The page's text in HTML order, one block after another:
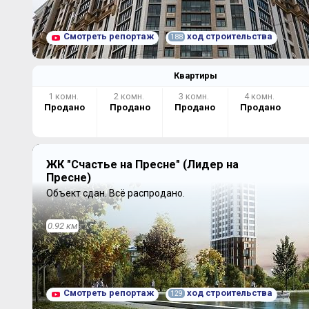
Смотреть репортаж 188 ход строительства
Квартиры
1 комн.
Продано
2 комн.
Продано
3 комн.
Продано
4 комн.
Продано
ЖК "Счастье на Пресне" (Лидер на
Пресне)
Объект сдан.Всё распродано.
0.92 км
Смотреть репортаж 129 ход строительства